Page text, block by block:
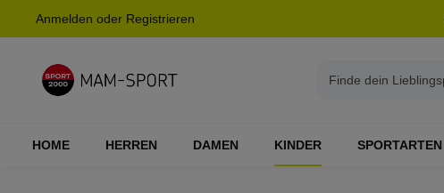
Zur Hauptnavigation springen
Anmelden oder Registrieren
HOME HERREN DAMEN KINDER SPORTARTEN